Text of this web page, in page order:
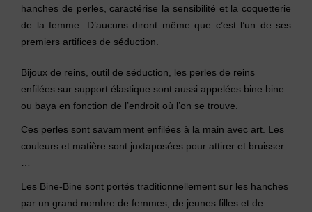
hanches de perles, caractérise la sensibilité et la coquetterie
de la femme. D’aucuns diront même que c’est l’un de ses
premiers artifices de séduction.
Bijoux de reins, outil de séduction, les perles de reins
enfilées sur support élastique sont aussi appelées bine bine
ou baya en fonction de l’endroit où l’on se trouve.
Ces perles sont savamment enfilées à la main avec art. Les
couleurs et matière sont juxtaposées pour attirer et bruisser
…
Les Bine-Bine sont portés traditionnellement sur les hanches
par un grand nombre de femmes, de jeunes filles et de